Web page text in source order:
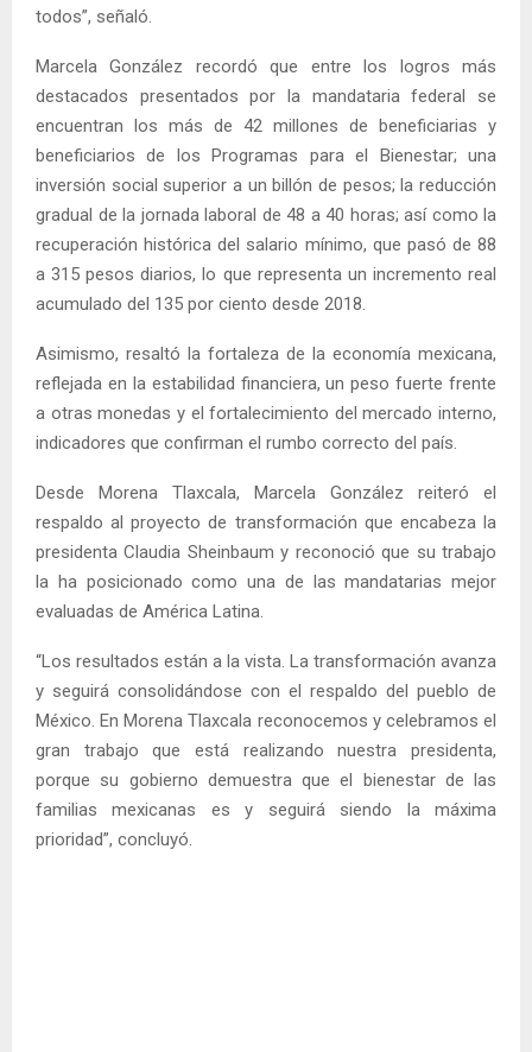
todos”, señaló.
Marcela González recordó que entre los logros más
destacados presentados por la mandataria federal se
encuentran los más de 42 millones de beneficiarias y
beneficiarios de los Programas para el Bienestar; una
inversión social superior a un billón de pesos; la reducción
gradual de la jornada laboral de 48 a 40 horas; así como la
recuperación histórica del salario mínimo, que pasó de 88
a 315 pesos diarios, lo que representa un incremento real
acumulado del 135 por ciento desde 2018.
Asimismo, resaltó la fortaleza de la economía mexicana,
reflejada en la estabilidad financiera, un peso fuerte frente
a otras monedas y el fortalecimiento del mercado interno,
indicadores que confirman el rumbo correcto del país.
Desde Morena Tlaxcala, Marcela González reiteró el
respaldo al proyecto de transformación que encabeza la
presidenta Claudia Sheinbaum y reconoció que su trabajo
la ha posicionado como una de las mandatarias mejor
evaluadas de América Latina.
“Los resultados están a la vista. La transformación avanza
y seguirá consolidándose con el respaldo del pueblo de
México. En Morena Tlaxcala reconocemos y celebramos el
gran trabajo que está realizando nuestra presidenta,
porque su gobierno demuestra que el bienestar de las
familias mexicanas es y seguirá siendo la máxima
prioridad”, concluyó.